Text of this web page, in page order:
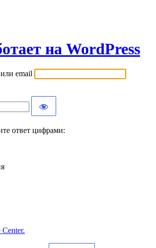
на WordPress
email
ответ цифрами: